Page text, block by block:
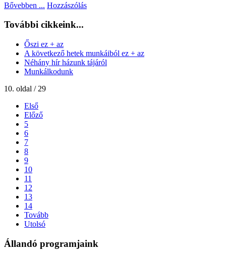
Bővebben ... Hozzászólás
További cikkeink...
Őszi ez + az
A következő hetek munkáiból ez + az
Néhány hír házunk tájáról
Munkálkodunk
10. oldal / 29
Első
Előző
5
6
7
8
9
10
11
12
13
14
Tovább
Utolsó
Állandó programjaink